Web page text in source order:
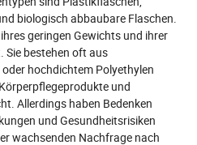
die
Kosmetik
die nächste
Käufer
dem
mehr nur
Markenmacht.
diese
Bühne für die
biologisch abbaubare Flaschen.
geringen Gewichts und ihrer
Sie bestehen oft aus
hochdichtem Polyethylen
und
Allerdings haben Bedenken
und Gesundheitsrisiken
wachsenden Nachfrage nach